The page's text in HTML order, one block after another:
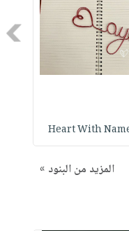
Heart With
المزيد من البنود »